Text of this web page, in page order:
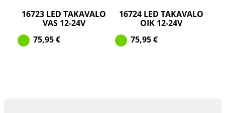
16723 LED TAKAVALO
VAS 12-24V
75,95€
16724 LED TAKAVALO
OIK 12-24V
75,95€